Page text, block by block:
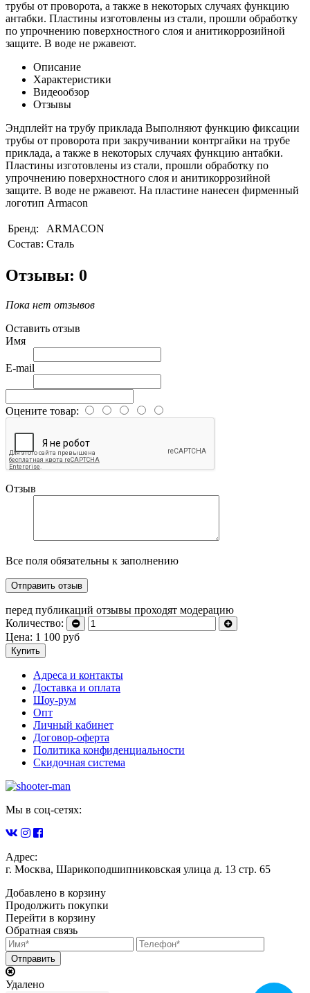
трубы от проворота, а также в некоторых случаях функцию
антабки. Пластины изготовлены из стали, прошли обработку
по упрочнению поверхностного слоя и анитикоррозийной
защите. В воде не ржавеют.
Описание
Характеристики
Видеообзор
Отзывы
Эндплейт на трубу приклада Выполняют функцию фиксации
трубы от проворота при закручивании контргайки на трубе
приклада, а также в некоторых случаях функцию антабки.
Пластины изготовлены из стали, прошли обработку по
упрочнению поверхностного слоя и анитикоррозийной
защите. В воде не ржавеют. На пластине нанесен фирменный
логотип Armacon
Бренд:
ARMACON
Состав: Сталь
Отзывы: 0
Пока нет отзывов
Оставить отзыв
Имя
E-mail
Оцените товар:
Отзыв
Все поля обязательны к заполнению
перед публикаций отзывы проходят модерацию
Количество:
Цена: 1 100 руб
Купить
Адреса и контакты
Доставка и оплата
Шоу-рум
Опт
Личный кабинет
Договор-оферта
Политика конфиденциальности
Скидочная система
Мы в соц-сетях:
Адрес:
г. Москва, Шарикоподшипниковская улица д. 13 стр. 65
Добавлено в корзину
Продолжить покупки
Перейти в корзину
Обратная связь
Удалено